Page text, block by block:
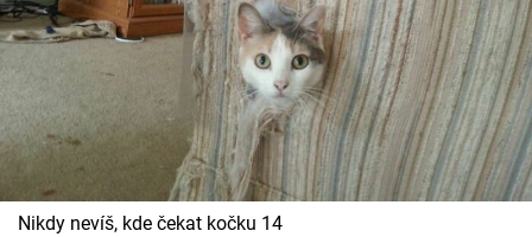
Nikdy nevíš, kde čekat kočku 14